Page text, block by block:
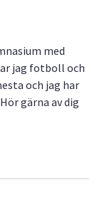
med
jag fotboll och
och jag har
gärna av dig